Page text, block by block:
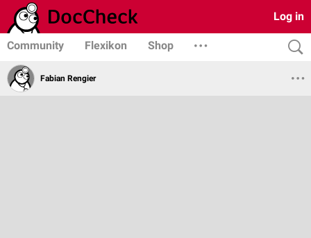
Log in
Community Flexikon Shop
Fabian Rengier